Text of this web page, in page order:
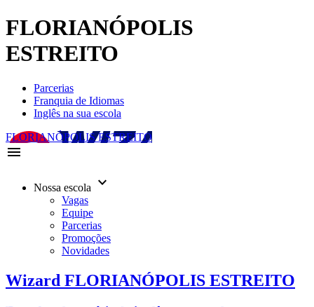
FLORIANÓPOLIS
ESTREITO
Parcerias
Franquia de Idiomas
Inglês na sua escola
FLORIANÓPOLIS ESTREITO
menu
Nossa escola keyboard_arrow_down
Vagas
Equipe
Parcerias
Promoções
Novidades
Wizard FLORIANÓPOLIS ESTREITO